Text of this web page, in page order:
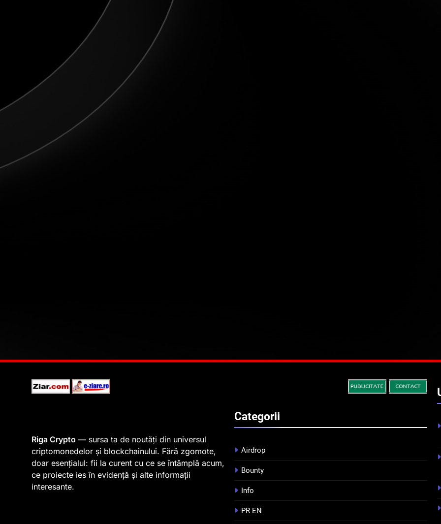
Riga Crypto — sursa ta de noutăți din universul
criptomonedelor și blockchainului. Fără zgomote,
doar esențialul: fii la curent cu ce se întâmplă acum,
ce proiecte ies în evidență și alte informații
interesante.
Categorii
Airdrop
Bounty
Info
PR EN